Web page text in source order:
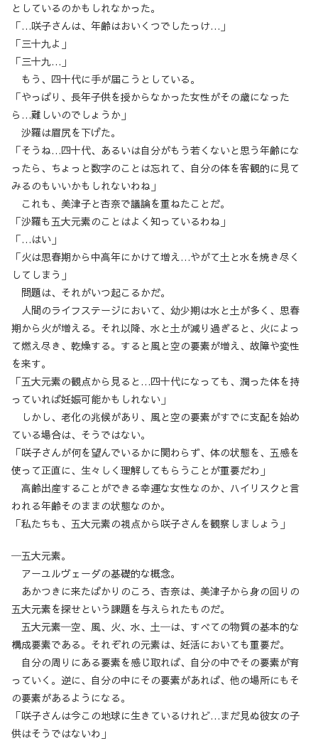
としているのかもしれなかった。
「…咲子さんは、年齢はおいくつでしたっけ…」
「三十九よ」
「三十九…」
もう、四十代に手が届こうとしている。
「やっぱり、長年子供を授からなかった女性がその歳になった
ら…難しいのでしょうか」
沙羅は眉尻を下げた。
「そうね…四十代、あるいは自分がもう若くないと思う年齢にな
ったら、ちょっと数字のことは忘れて、自分の体を客観的に見て
みるのもいいかもしれないわね」
これも、美津子と杏奈で議論を重ねたことだ。
「沙羅も五大元素のことはよく知っているわね」
「…はい」
「火は思春期から中高年にかけて増え…やがて土と水を焼き尽く
してしまう」
問題は、それがいつ起こるかだ。
人間のライフステージにおいて、幼少期は水と土が多く、思春
期から火が増える。それ以降、水と土が減り過ぎると、火によっ
て燃え尽き、乾燥する。すると風と空の要素が増え、故障や変性
を来す。
「五大元素の観点から見ると…四十代になっても、潤った体を持
っていれば妊娠可能かもしれない」
しかし、老化の兆候があり、風と空の要素がすでに支配を始め
ている場合は、そうではない。
「咲子さんが何を望んでいるかに関わらず、体の状態を、五感を
使って正直に、生々しく理解してもらうことが重要だわ」
高齢出産することができる幸運な女性なのか、ハイリスクと言
われる年齢そのままの状態なのか。
「私たちも、五大元素の視点から咲子さんを観察しましょう」
─五大元素。
アーユルヴェーダの基礎的な概念。
あかつきに来たばかりのころ、杏奈は、美津子から身の回りの
五大元素を探せという課題を与えられたものだ。
五大元素─空、風、火、水、土─は、すべての物質の基本的な
構成要素である。それぞれの元素は、妊活においても重要だ。
自分の周りにある要素を感じ取れば、自分の中でその要素が育
っていく。逆に、自分の中にその要素があれば、他の場所にもそ
の要素があるようになる。
「咲子さんは今この地球に生きているけれど…まだ見ぬ彼女の子
供はそうではないわ」